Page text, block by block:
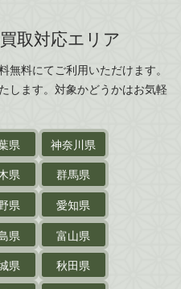
甲冑
書
稿・肉筆物
推理小説
バス
岡山県
香川県
取対応エリア
料にてご利用いただけます。
します。対象かどうかはお気軽
県
神奈川県
県
群馬県
県
愛知県
県
富山県
県
秋田県